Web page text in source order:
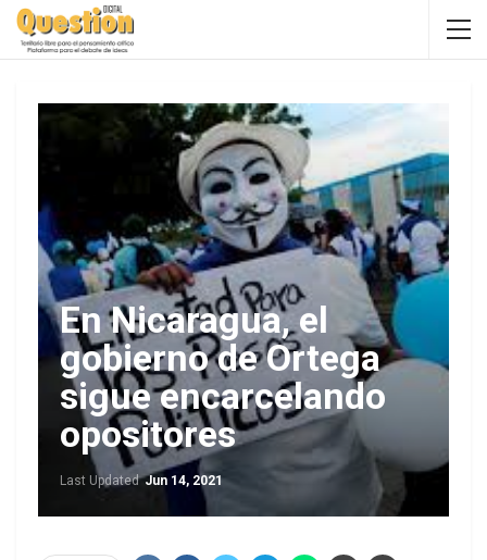
En Nicaragua, el
gobierno de Ortega
sigue encarcelando
opositores
Last UpdatedJun 14, 2021